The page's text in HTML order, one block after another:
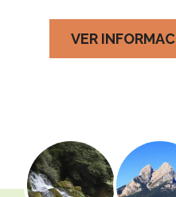
VER